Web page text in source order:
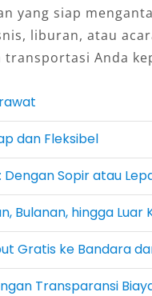
yang siap
liburan, atau
Anda
dan Fleksibel
Sopir atau
Bulanan, hingga Luar
Gratis ke Bandara
Transparansi